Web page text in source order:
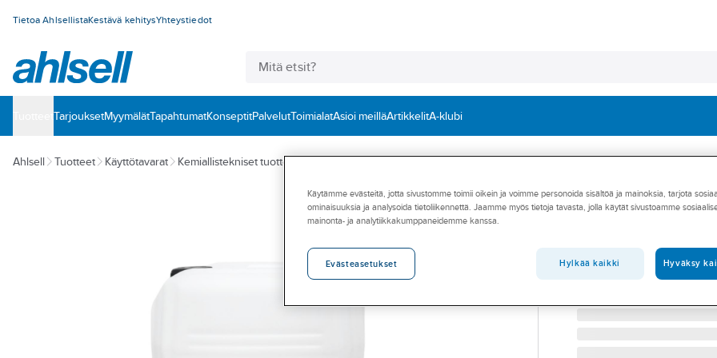
Tietoa AhlsellistaKestävä kehitysYhteystiedot
‎TarjouksetMyymälätTapahtumatKonseptitPalvelutToimialatAsioi meilläArtikkelitA-klubi
Ahlsell Tuotteet Käyttötavarat Kemiallistekniset tuotteet
RASVANPOISTAJA 25L
72444785
Toimittajan tuotenumero:
Käytämme evästeitä, jotta sivustomme toimii oikein ja voimme personoida sisältöä ja mainoksia, tarjota
ominaisuuksia ja analysoida tietoliikennettä. Jaamme myös tietoja tavasta, jolla käytät sivustoamme
mainonta- ja analytiikkakumppaneidemme kanssa.
Evästeasetukset Hylkää kaikki Hyväksy